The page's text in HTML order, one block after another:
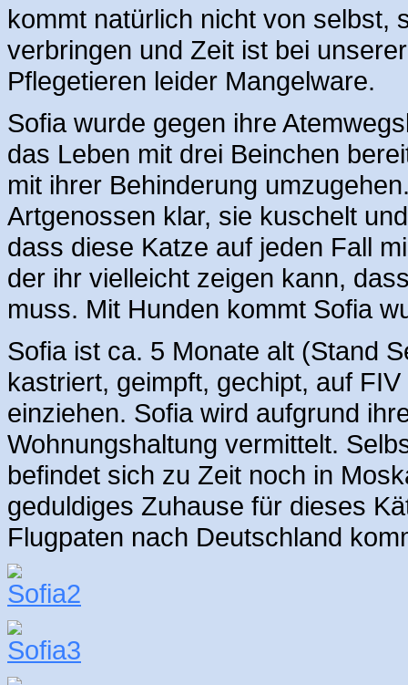
kommt natürlich nicht von selbst,
verbringen und Zeit ist bei
Pflegetieren leider Mangelware.
Sofia wurde gegen ihre
das Leben mit drei Beinchen
mit ihrer Behinderung
Artgenossen klar, sie kuschelt
dass diese Katze auf jeden Fall
der ihr vielleicht zeigen kann,
muss. Mit Hunden kommt Sofia
Sofia ist ca. 5 Monate alt (Stand
kastriert, geimpft, gechipt, auf
einziehen. Sofia wird aufgrund
Wohnungshaltung vermittelt.
befindet sich zu Zeit noch in
geduldiges Zuhause für dieses
Flugpaten nach Deutschland